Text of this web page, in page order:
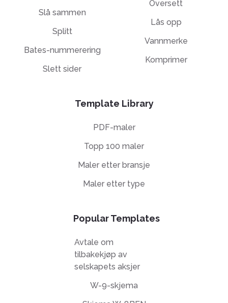
Slå sammen
Splitt
Bates-nummerering
Slett sider
Oversett
Lås opp
Vannmerke
Komprimer
Template Library
PDF-maler
Topp 100 maler
Maler etter bransje
Maler etter type
Popular Templates
Avtale om
tilbakekjøp av
selskapets aksjer
W-9-skjema